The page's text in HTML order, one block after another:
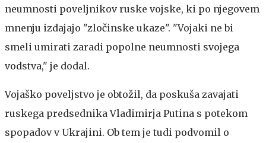
neumnosti poveljnikov ruske vojske, ki po njegovem
mnenju izdajajo "zločinske ukaze". "Vojaki ne bi
smeli umirati zaradi popolne neumnosti svojega
vodstva," je dodal.
Vojaško poveljstvo je obtožil, da poskuša zavajati
ruskega predsednika Vladimirja Putina s potekom
spopadov v Ukrajini. Ob tem je tudi podvomil o